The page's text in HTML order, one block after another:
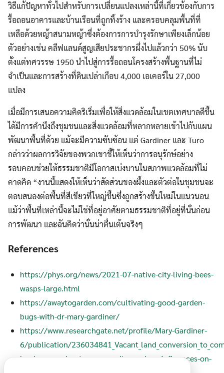
วิธีแก้ปัญหาทั่วไปสำหรับการเปลี่ยนแปลงเหล่านี้ที่เกี่ยวข้องกับการ
รื้อถอนอาคารและบ้านเรือนที่ถูกทิ้งร้าง และครอบคลุมพื้นที่ที่
เหลือด้วยหญ้าสนามหญ้าซึ่งต้องการการบำรุงรักษาเพียงเล็กน้อย
ตัวอย่างเช่น คลีฟแลนด์สูญเสียประชากรผึ่งไปแล้วกว่า 50% นับ
ตั้งแต่ทศวรรษ 1950 นำไปสู่การรื้อถอนโครงสร้างพื้นฐานที่ไม่
จำเป็นและการสร้างที่ดินเปล่าเกือบ 4,000 เอเคอร์ใน 27,000
แปลง
เมื่อมีการเสนอความคิดริเริ่มเพื่อให้สิ่งแวดล้อมในเขตเทศบาลดีขึ้น
ได้มีการคำนึงถึงชุมชนและสิ่งแวดล้อมที่หลากหลายเข้าไปกับแผน
พัฒนาพื้นที่ด้วย แม้จะมีความซับซ้อน แต่ Gardiner และ Turo
กล่าวว่าผลการวิจัยของพวกเขาชี้ให้เห็นว่าการอนุรักษ์อย่าง
รอบคอบช่วยให้ธรรมชาติมีโอกาสเบ่งบานในสภาพแวดล้อมที่ไม่
คาดคิด “งานนี้แสดงให้เห็นว่าสัดส่วนของผึ้งและตัวต่อในชุมชนจะ
ตอบสนองต่อพื้นที่สีเขียวที่ใหญ่ขึ้นซึ่งถูกสร้างขึ้นใหม่ในแนวนอน
แม้ว่าพื้นที่เหล่านี้จะไม่ใช่ที่อยู่อาศัยตามธรรมชาติที่อยู่ที่นั่นก่อน
การพัฒนา และฉันคิดว่านั่นน่าตื่นเต้นจริงๆ
References
https://phys.org/news/2021-07-native-city-living-bees-
wasps-large.html
https://awaytogarden.com/cultivating-good-garden-
bugs-with-dr-mary-gardiner/
https://www.researchgate.net/profile/Mary-Gardiner-
6/publication/
land-conversion-to-community-gardens-Influences-on-